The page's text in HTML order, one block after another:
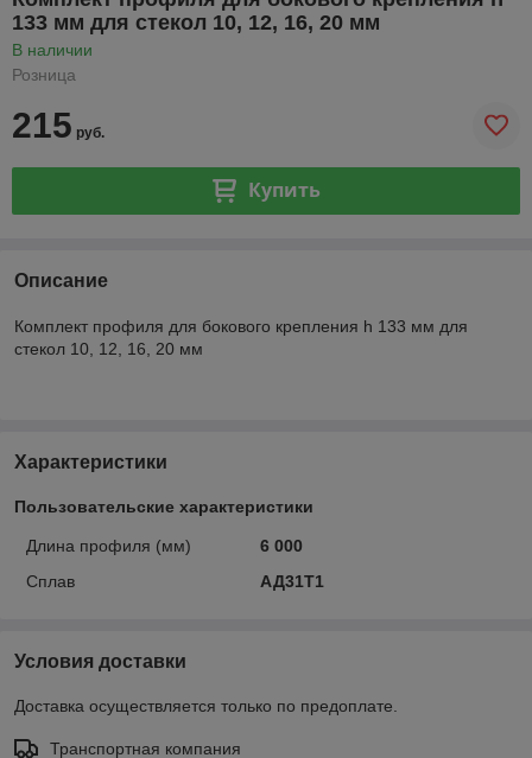
133 мм для стекол 10, 12, 16, 20 мм
В наличии
Розница
215 руб.
Купить
Описание
Комплект профиля для бокового крепления h 133 мм для
стекол 10, 12, 16, 20 мм
Характеристики
Пользовательские характеристики
Длина профиля (мм)
6 000
Сплав
АД31Т1
Условия доставки
Доставка осуществляется только по предоплате.
Транспортная компания